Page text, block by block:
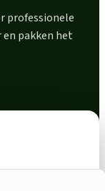
professionele
en pakken het